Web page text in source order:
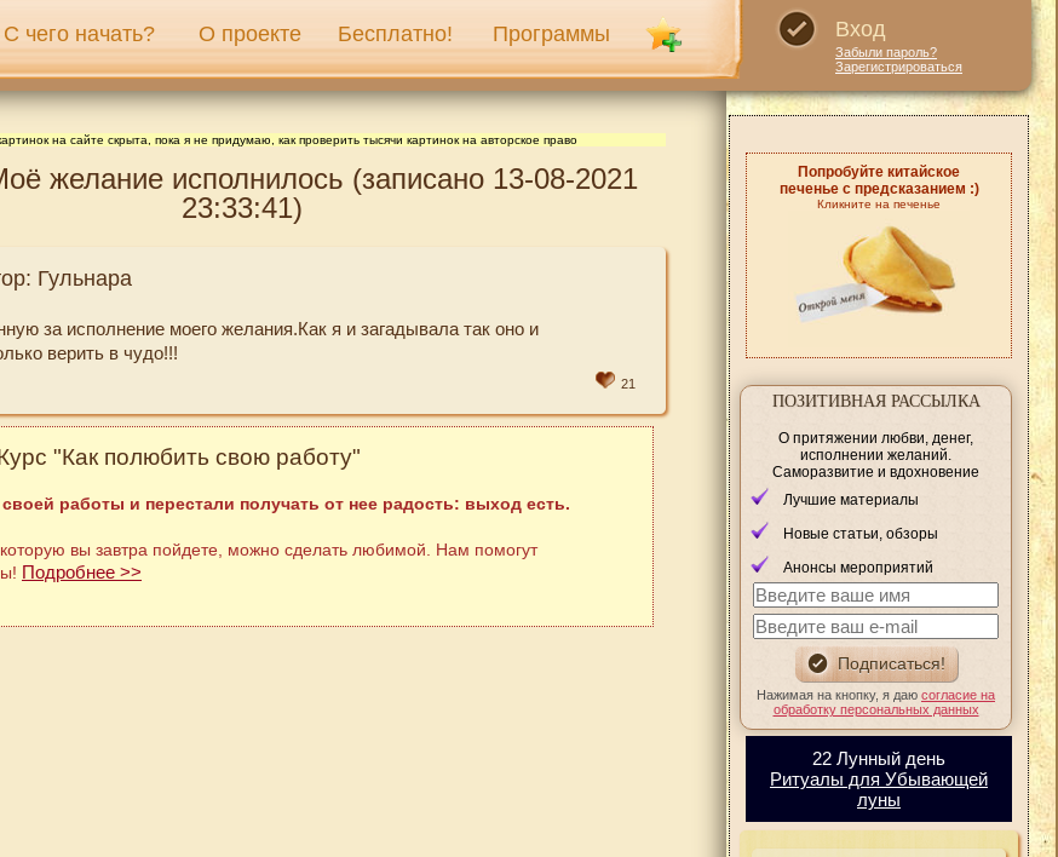
С чего начать? О проекте Бесплатно! Программы Вход
Забыли пароль?
Зарегистрироваться
на сайте скрыта, пока я не придумаю, как проверить тысячи картинок на авторское право
желание исполнилось (записано 13-08-2021
23:33:41)
Гульнара
за исполнение моего желания.Как я и загадывала так оно и
верить в чудо!!!
21
"Как полюбить свою работу"
работы и перестали получать от нее радость: выход есть.
вы завтра пойдете, можно сделать любимой. Нам помогут
Подробнее >>
Попробуйте китайское
печенье с предсказанием :)
Кликните на печенье
ПОЗИТИВНАЯ РАССЫЛКА
О притяжении любви, денег,
исполнении желаний.
Саморазвитие и вдохновение
Лучшие материалы
Новые статьи, обзоры
Анонсы мероприятий
Нажимая на кнопку, я даю согласие на
обработку персональных данных
22 Лунный день
Ритуалы для Убывающей
луны